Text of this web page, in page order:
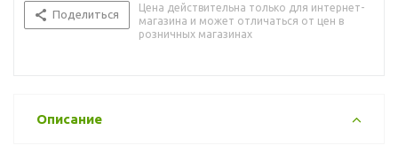
Поделиться
Цена действительна только для интернет-
магазина и может отличаться от цен в
розничных магазинах
Описание